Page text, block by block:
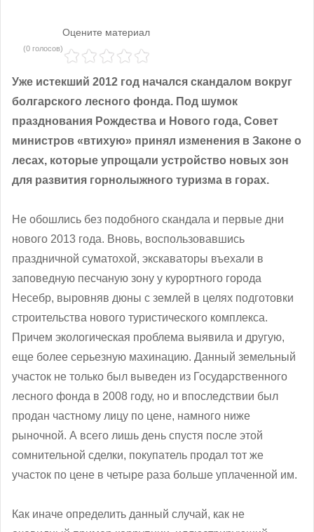
Оцените материал
(0 голосов)
Уже истекший 2012 год начался скандалом вокруг
болгарского лесного фонда. Под шумок
празднования Рождества и Нового года, Совет
министров «втихую» принял изменения в Законе о
лесах, которые упрощали устройство новых зон
для развития горнолыжного туризма в горах.
Не обошлись без подобного скандала и первые дни
нового 2013 года. Вновь, воспользовавшись
праздничной суматохой, экскаваторы въехали в
заповедную песчаную зону у курортного города
Несебр, выровняв дюны с землей в целях подготовки
строительства нового туристического комплекса.
Причем экологическая проблема выявила и другую,
еще более серьезную махинацию. Данный земельный
участок не только был выведен из Государственного
лесного фонда в 2008 году, но и впоследствии был
продан частному лицу по цене, намного ниже
рыночной. А всего лишь день спустя после этой
сомнительной сделки, покупатель продал тот же
участок по цене в четыре раза больше уплаченной им.
Как иначе определить данный случай, как не